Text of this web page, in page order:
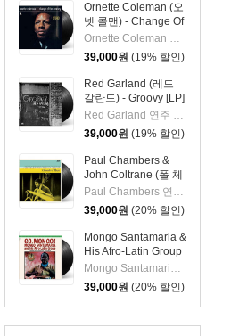
Ornette Coleman (오
넷 콜맨) - Change Of
The Century [LP] Ornette Coleman 연주
39,000원 (19% 할인)
Red Garland (레드
갈란드) - Groovy [LP]
Red Garland 연주 외 2명
39,000원 (19% 할인)
Paul Chambers &
John Coltrane (폴 체
임버스 & 존 콜트레
인) - A Jazz
Delegation From the
East: Chamber's
Music [LP]
Paul Chambers 연주 외 1명
39,000원 (20% 할인)
Mongo Santamaria &
His Afro-Latin Group
(몽고 산타마리아 &
히스 아프로 라틴 그
룹) - Go Mongo!
(Feat. Chick Corea)
[LP]
Mongo Santamaria 연주
39,000원 (20% 할인)